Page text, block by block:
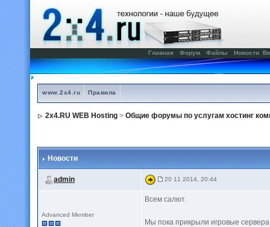
Главная Форум Файлы Новости
www.2x4.ru Правила
2x4.RU WEB Hosting > Общие форумы по услугам хостинг
Новости
admin 20 11 2014, 20:44
Advanced Member
Всем салют.
Мы пока прикрыли игровые